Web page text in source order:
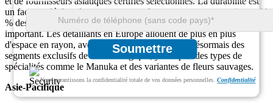
Soumettre
Nous garantissons la confidentialité totale de vos données personnelles.Confidentialité
un facteur clé dans le comportement des consommateurs, puisque 44
% des acheteurs considèrent l’approvisionnement éthique comme
important. Les détaillants en Europe allouent de plus en plus
d'espace en rayon, avec plus de 36 % proposant désormais des
segments exclusifs de miel biologique, y compris des types de
spécialités comme le Manuka et des variantes de fleurs sauvages.
Asie-Pacifique